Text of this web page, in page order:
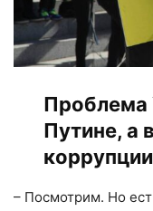
Проблема
Путине, а
коррупции
– Посмотрим. Но